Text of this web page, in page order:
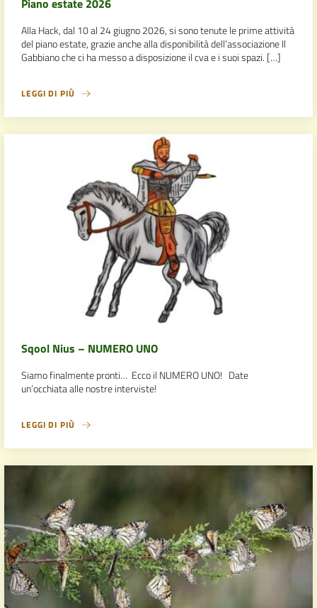
Piano estate 2026
Alla Hack, dal 10 al 24 giugno 2026, si sono tenute le prime attività
del piano estate, grazie anche alla disponibilità dell’associazione Il
Gabbiano che ci ha messo a disposizione il cva e i suoi spazi. […]
LEGGI DI PIÙ
Sqool Nius – NUMERO UNO
Siamo finalmente pronti… Ecco il NUMERO UNO! Date
un’occhiata alle nostre interviste!
LEGGI DI PIÙ